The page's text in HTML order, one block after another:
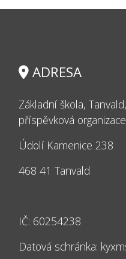
ADRESA
Základní škola,
příspěvková organizace
Údolí Kamenice 238
468 41 Tanvald
IČ: 60254238
Datová schránka: